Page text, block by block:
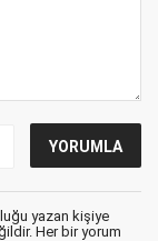
yazan kişiye
Her bir yorum